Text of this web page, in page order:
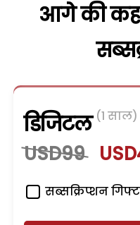
आगे की
डिजिटल (1 साल)
USD99
सब्सक्रिप्शन